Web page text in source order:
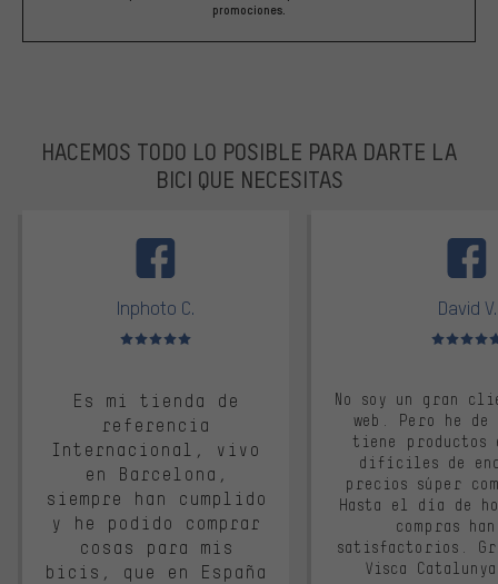
promociones.
HACEMOS TODO LO POSIBLE PARA DARTE LA
BICI QUE NECESITAS
Inphoto C.
Valoración media: 5 de 5
Es mi tienda de
referencia
Internacional, vivo
en Barcelona,
siempre han cumplido
y he podido comprar
cosas para mis
bicis, que en España
David V.
Valoración
No soy un gran
web. Pero he
tiene productos
difíciles de
precios súper
Hasta el día de
compras
satisfactorios.
Visca